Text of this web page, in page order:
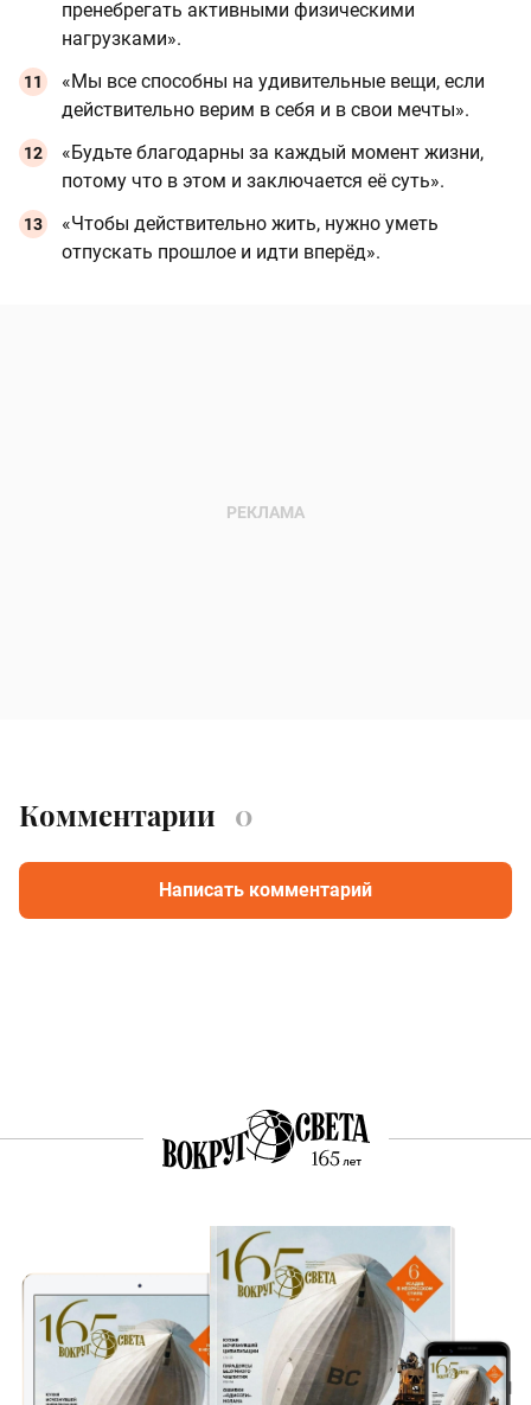
пренебрегать активными физическими
нагрузками».
«Мы все способны на удивительные вещи, если
действительно верим в себя и в свои мечты».
«Будьте благодарны за каждый момент жизни,
потому что в этом и заключается её суть».
«Чтобы действительно жить, нужно уметь
отпускать прошлое и идти вперёд».
Комментарии 0
Написать комментарий